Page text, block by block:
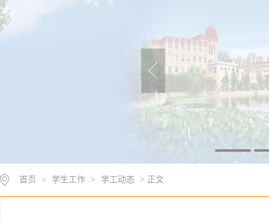
首页 > 学生工作 > 学工动态 > 正文